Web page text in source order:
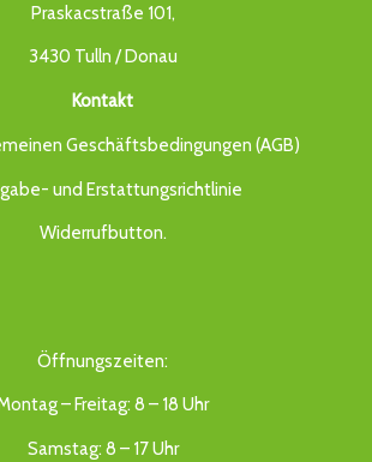
Praskacstraße 101,
3430 Tulln / Donau
Kontakt
Geschäftsbedingungen (AGB)
und Erstattungsrichtlinie
Widerrufbutton.
Öffnungszeiten:
– Freitag: 8 – 18 Uhr
Samstag: 8 – 17 Uhr